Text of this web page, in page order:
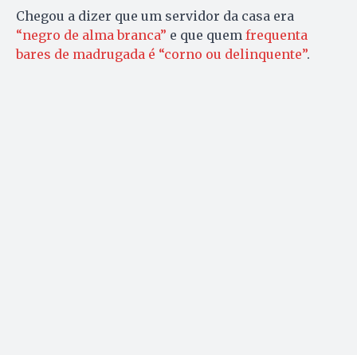
Chegou a dizer que um servidor da casa era
“negro de alma branca” e que quem frequenta
bares de madrugada é “corno ou delinquente”.